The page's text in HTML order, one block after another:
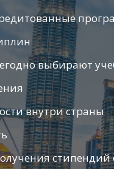
выбирают
внутри страны
стипендий